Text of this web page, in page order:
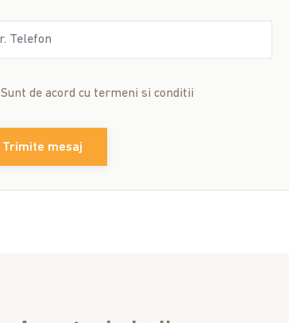
Sunt de acord cu termeni si conditii
Trimite mesaj